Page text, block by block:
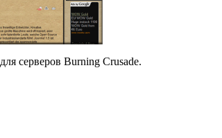
для серверов Burning Crusade.